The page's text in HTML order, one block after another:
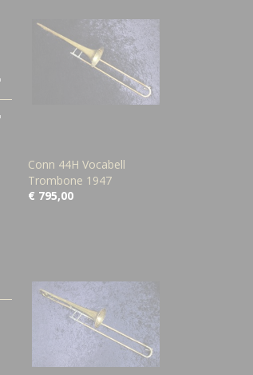
Conn 44H Vocabell
Trombone 1947
€ 795,00